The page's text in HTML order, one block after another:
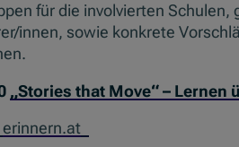
für die involvierten Schulen,
innen, sowie konkrete
„Stories that Move“ –
_erinnern.at_